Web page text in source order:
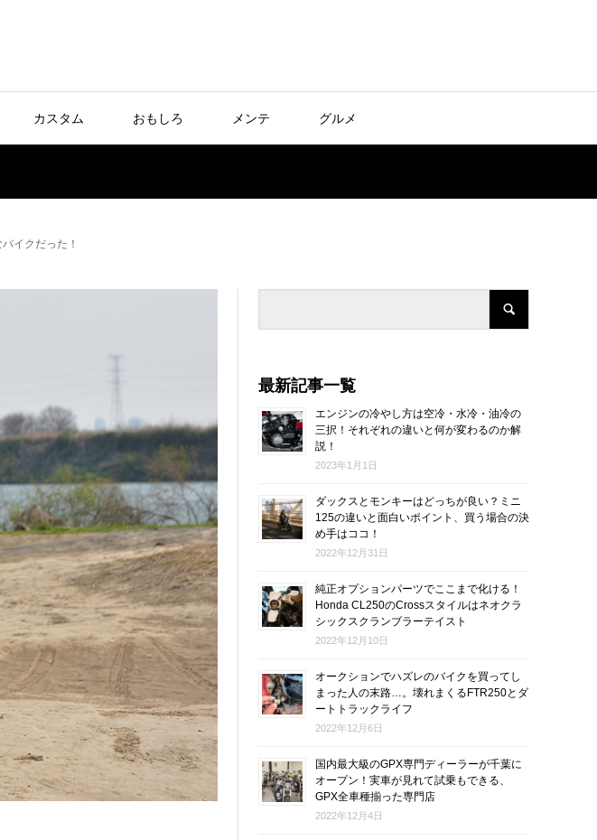
カスタム おもしろ メンテ グルメ
イクだった！
最新記事一覧
エンジンの冷やし方は空冷・水冷・油冷の
三択！それぞれの違いと何が変わるのか解
説！
2023年1月1日
ダックスとモンキーはどっちが良い？ミニ
125の違いと面白いポイント、買う場合の決
め手はココ！
2022年12月31日
純正オプションパーツでここまで化ける！
Honda CL250のCrossスタイルはネオクラ
シックスクランブラーテイスト
2022年12月10日
オークションでハズレのバイクを買ってし
まった人の末路…。壊れまくるFTR250とダ
ートトラックライフ
2022年12月6日
国内最大級のGPX専門ディーラーが千葉に
オープン！実車が見れて試乗もできる、
GPX全車種揃った専門店
2022年12月4日